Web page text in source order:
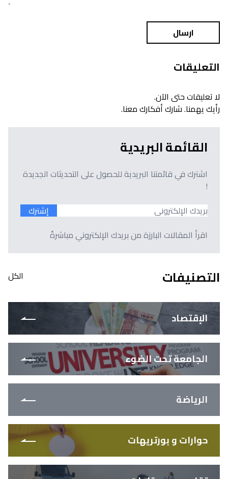
ارسال
التعليقات
لا تعليقات حتى الآن.
رأيك يهمنا. شارك أفكارك معنا.
القائمة البريدية
اشترك في قائمتنا البريدية للحصول على التحديثات الجديدة
!
إشترك
اقرأ المقالات البارزة من بريدك الإلكتروني مباشرةً
التصنيفات الكل
الإقتصاد
الجامعة تحت الضوء
الرياضة
حوارات و بورتريهات